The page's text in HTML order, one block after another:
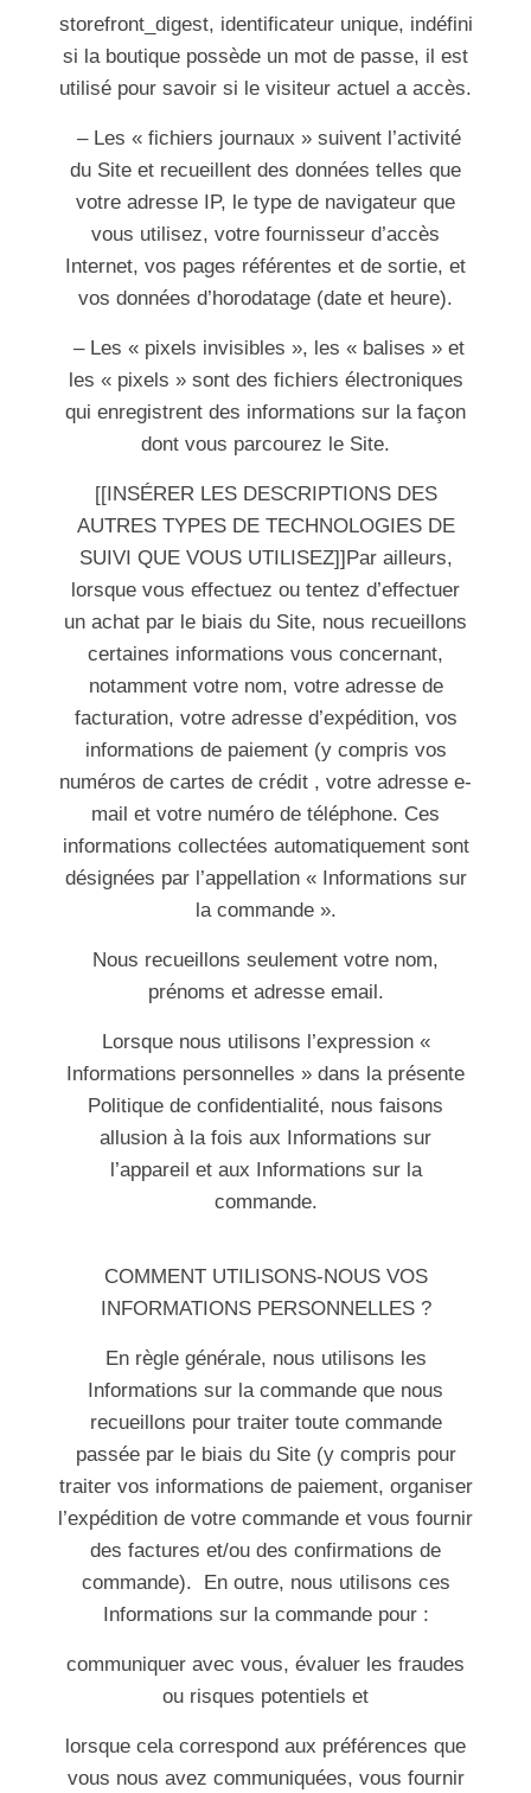
storefront_digest, identificateur unique, indéfini
si la boutique possède un mot de passe, il est
utilisé pour savoir si le visiteur actuel a accès.
– Les « fichiers journaux » suivent l’activité
du Site et recueillent des données telles que
votre adresse IP, le type de navigateur que
vous utilisez, votre fournisseur d’accès
Internet, vos pages référentes et de sortie, et
vos données d’horodatage (date et heure).
– Les « pixels invisibles », les « balises » et
les « pixels » sont des fichiers électroniques
qui enregistrent des informations sur la façon
dont vous parcourez le Site.
[[INSÉRER LES DESCRIPTIONS DES
AUTRES TYPES DE TECHNOLOGIES DE
SUIVI QUE VOUS UTILISEZ]]Par ailleurs,
lorsque vous effectuez ou tentez d’effectuer
un achat par le biais du Site, nous recueillons
certaines informations vous concernant,
notamment votre nom, votre adresse de
facturation, votre adresse d’expédition, vos
informations de paiement (y compris vos
numéros de cartes de crédit , votre adresse e-
mail et votre numéro de téléphone. Ces
informations collectées automatiquement sont
désignées par l’appellation « Informations sur
la commande ».
Nous recueillons seulement votre nom,
prénoms et adresse email.
Lorsque nous utilisons l’expression «
Informations personnelles » dans la présente
Politique de confidentialité, nous faisons
allusion à la fois aux Informations sur
l’appareil et aux Informations sur la
commande.
COMMENT UTILISONS-NOUS VOS
INFORMATIONS PERSONNELLES ?
En règle générale, nous utilisons les
Informations sur la commande que nous
recueillons pour traiter toute commande
passée par le biais du Site (y compris pour
traiter vos informations de paiement, organiser
l’expédition de votre commande et vous fournir
des factures et/ou des confirmations de
commande). En outre, nous utilisons ces
Informations sur la commande pour :
communiquer avec vous, évaluer les fraudes
ou risques potentiels et
lorsque cela correspond aux préférences que
vous nous avez communiquées, vous fournir